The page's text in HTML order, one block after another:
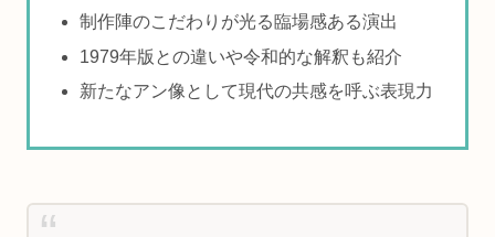
制作陣のこだわりが光る臨場感ある演出
1979年版との違いや令和的な解釈も紹介
新たなアン像として現代の共感を呼ぶ表現力